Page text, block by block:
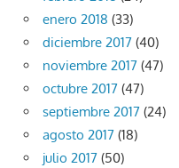
enero 2018 (33)
diciembre 2017 (40)
noviembre 2017 (47)
octubre 2017 (47)
septiembre 2017 (24)
agosto 2017 (18)
julio 2017 (50)